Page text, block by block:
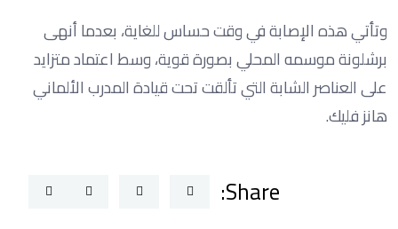
وتأتي هذه الإصابة في وقت حساس للغاية، بعدما أنهى
برشلونة موسمه المحلي بصورة قوية، وسط اعتماد متزايد
على العناصر الشابة التي تألقت تحت قيادة المدرب الألماني
هانز فليك.
Share: